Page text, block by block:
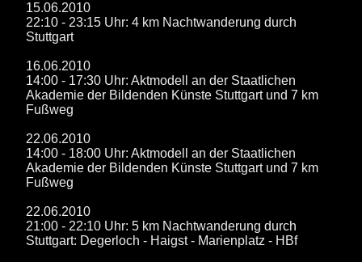
15.06.2010
22:10 - 23:15 Uhr: 4 km Nachtwanderung durch
Stuttgart
16.06.2010
14:00 - 17:30 Uhr: Aktmodell an der Staatlichen
Akademie der Bildenden Künste Stuttgart und 7 km
Fußweg
22.06.2010
14:00 - 18:00 Uhr: Aktmodell an der Staatlichen
Akademie der Bildenden Künste Stuttgart und 7 km
Fußweg
22.06.2010
21:00 - 22:10 Uhr: 5 km Nachtwanderung durch
Stuttgart: Degerloch - Haigst - Marienplatz - HBf